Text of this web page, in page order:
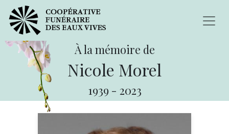
À la mémoire de
Nicole Morel
1939 - 2023